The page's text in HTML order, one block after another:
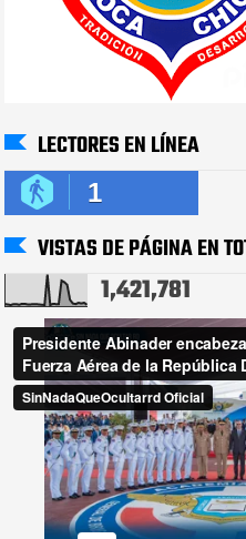
LECTORES EN LÍNEA
1
VISTAS DE PÁGINA EN
1,421,781